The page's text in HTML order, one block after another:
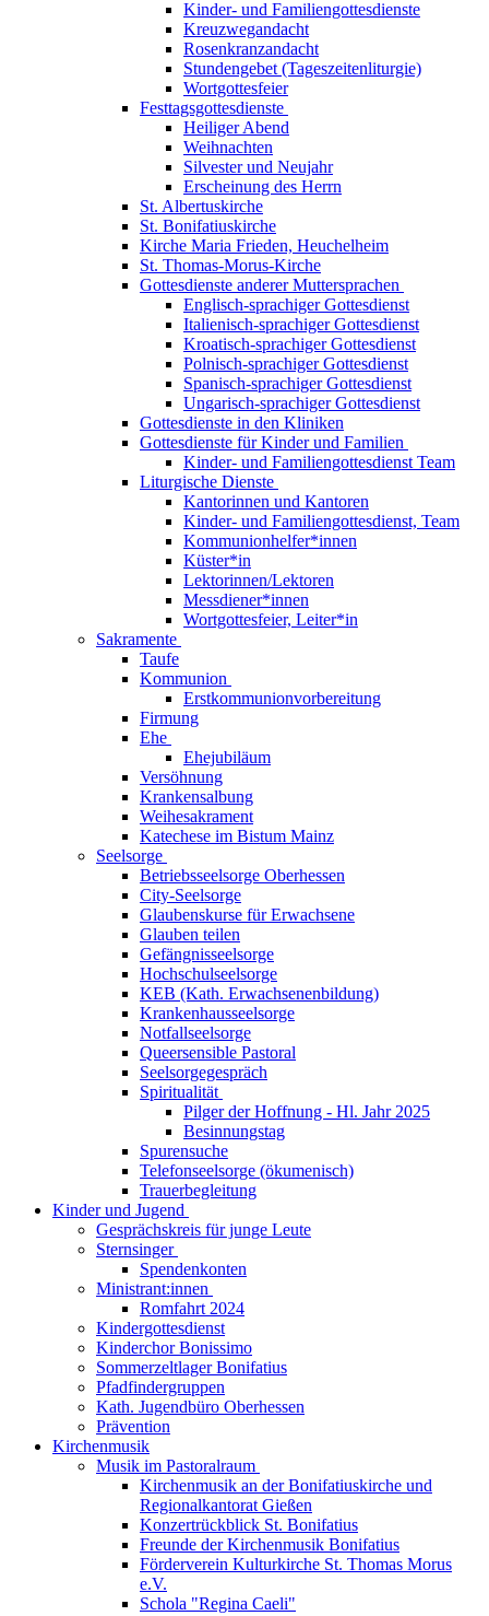
Kinder- und Familiengottesdienste
Kreuzwegandacht
Rosenkranzandacht
Stundengebet (Tageszeitenliturgie)
Wortgottesfeier
Festtagsgottesdienste
Heiliger Abend
Weihnachten
Silvester und Neujahr
Erscheinung des Herrn
St. Albertuskirche
St. Bonifatiuskirche
Kirche Maria Frieden, Heuchelheim
St. Thomas-Morus-Kirche
Gottesdienste anderer Muttersprachen
Englisch-sprachiger Gottesdienst
Italienisch-sprachiger Gottesdienst
Kroatisch-sprachiger Gottesdienst
Polnisch-sprachiger Gottesdienst
Spanisch-sprachiger Gottesdienst
Ungarisch-sprachiger Gottesdienst
Gottesdienste in den Kliniken
Gottesdienste für Kinder und Familien
Kinder- und Familiengottesdienst Team
Liturgische Dienste
Kantorinnen und Kantoren
Kinder- und Familiengottesdienst, Team
Kommunionhelfer*innen
Küster*in
Lektorinnen/Lektoren
Messdiener*innen
Wortgottesfeier, Leiter*in
Sakramente
Taufe
Kommunion
Erstkommunionvorbereitung
Firmung
Ehe
Ehejubiläum
Versöhnung
Krankensalbung
Weihesakrament
Katechese im Bistum Mainz
Seelsorge
Betriebsseelsorge Oberhessen
City-Seelsorge
Glaubenskurse für Erwachsene
Glauben teilen
Gefängnisseelsorge
Hochschulseelsorge
KEB (Kath. Erwachsenenbildung)
Krankenhausseelsorge
Notfallseelsorge
Queersensible Pastoral
Seelsorgegespräch
Spiritualität
Pilger der Hoffnung - Hl. Jahr 2025
Besinnungstag
Spurensuche
Telefonseelsorge (ökumenisch)
Trauerbegleitung
Kinder und Jugend
Gesprächskreis für junge Leute
Sternsinger
Spendenkonten
Ministrant:innen
Romfahrt 2024
Kindergottesdienst
Kinderchor Bonissimo
Sommerzeltlager Bonifatius
Pfadfindergruppen
Kath. Jugendbüro Oberhessen
Prävention
Kirchenmusik
Musik im Pastoralraum
Kirchenmusik an der Bonifatiuskirche und
Regionalkantorat Gießen
Konzertrückblick St. Bonifatius
Freunde der Kirchenmusik Bonifatius
Förderverein Kulturkirche St. Thomas Morus
e.V.
Schola "Regina Caeli"